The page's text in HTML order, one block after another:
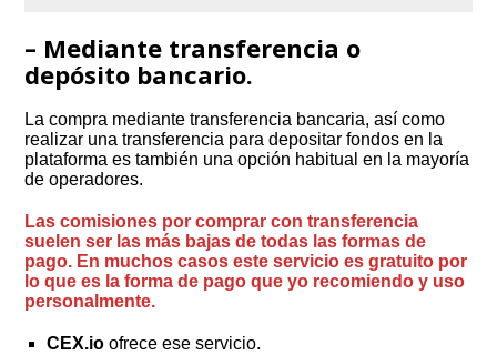
– Mediante transferencia o
depósito bancario.
La compra mediante transferencia bancaria, así como
realizar una transferencia para depositar fondos en la
plataforma es también una opción habitual en la mayoría
de operadores.
Las comisiones por comprar con transferencia
suelen ser las más bajas de todas las formas de
pago. En muchos casos este servicio es gratuito por
lo que es la forma de pago que yo recomiendo y uso
personalmente.
CEX.io ofrece ese servicio.